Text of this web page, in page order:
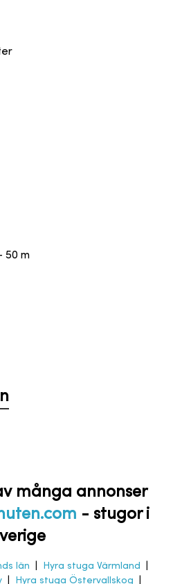
50 m
många annonser
- stugor i
län Hyra stuga Värmland
Hyra stuga Östervallskog